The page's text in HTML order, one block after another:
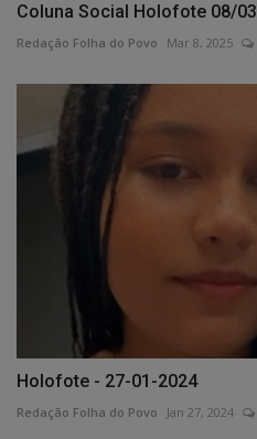
Coluna Social Holofote 08/03
Redação Folha do Povo Mar 8, 2025
Holofote - 27-01-2024
Redação Folha do Povo Jan 27, 2024